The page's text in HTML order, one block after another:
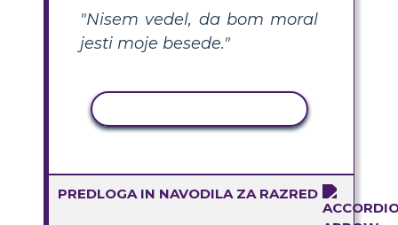
"Nisem vedel, da bom moral
jesti moje besede."
PREDLOGA IN NAVODILA ZA RAZRED